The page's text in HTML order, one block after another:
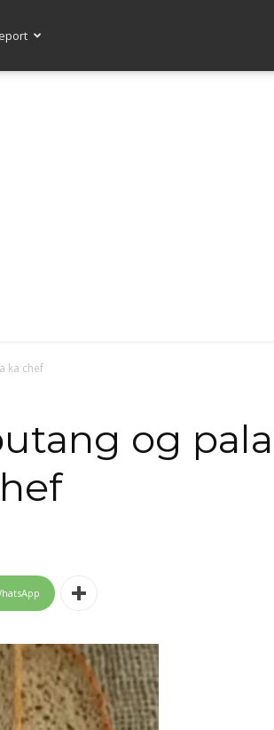
ka chef
og